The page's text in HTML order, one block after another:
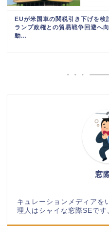
EUが米国車の関税引き下げを検
ランプ政権との貿易戦争回避へ
動...
窓
キュレーションメディアを
理人はシャイな窓際SEです